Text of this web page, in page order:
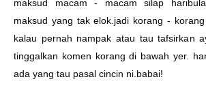
maksud macam - macam silap
maksud yang tak elok.jadi korang -
kalau pernah nampak atau tau tafsirkan
tinggalkan komen korang di bawah yer.
ada yang tau pasal cincin ni.babai!